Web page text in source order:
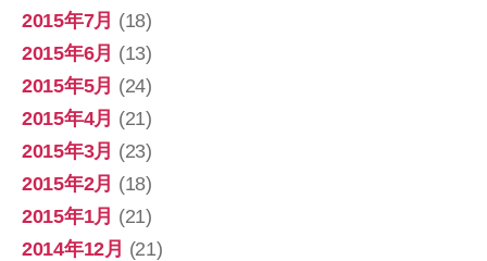
2015年7月 (18)
2015年6月 (13)
2015年5月 (24)
2015年4月 (21)
2015年3月 (23)
2015年2月 (18)
2015年1月 (21)
2014年12月 (21)